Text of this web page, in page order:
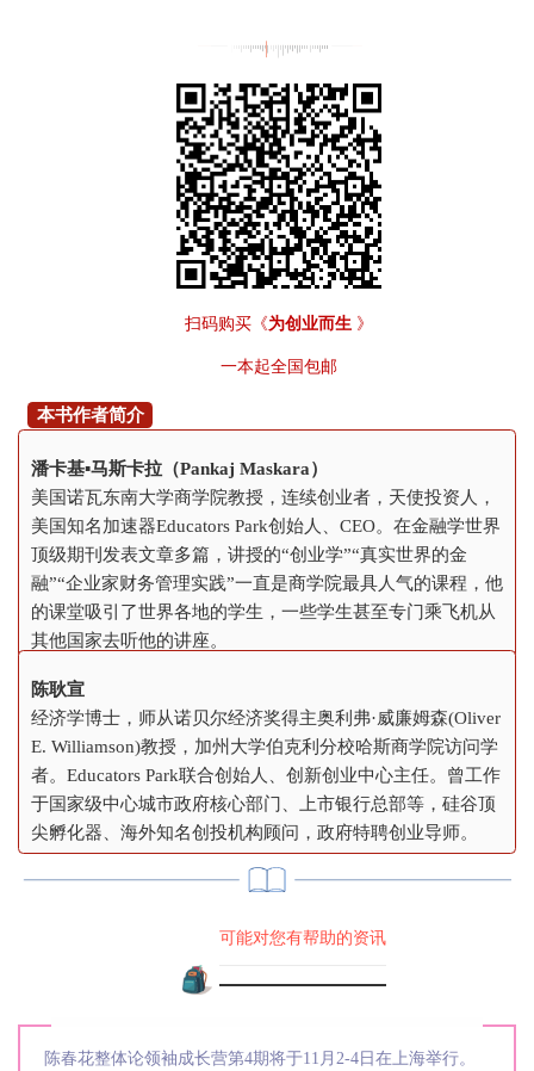
扫码购买 《为创业而生 》
一本起全国包邮
本书作者简介
潘卡基▪马斯卡拉（Pankaj Maskara）
美国诺瓦东南大学商学院教授，连续创业者，天使投资人，
美国知名加速器Educators Park创始人、CEO。在金融学世界
顶级期刊发表文章多篇，讲授的“创业学”“真实世界的金
融”“企业家财务管理实践”一直是商学院最具人气的课程，他
的课堂吸引了世界各地的学生，一些学生甚至专门乘飞机从
其他国家去听他的讲座。
陈耿宣
经济学博士，师从诺贝尔经济奖得主奥利弗·威廉姆森(Oliver
E. Williamson)教授，加州大学伯克利分校哈斯商学院访问学
者。Educators Park联合创始人、创新创业中心主任。曾工作
于国家级中心城市政府核心部门、上市银行总部等，硅谷顶
尖孵化器、海外知名创投机构顾问，政府特聘创业导师。
可能对您有帮助的资讯
陈春花整体论领袖成长营第4期将于11月2-4日在上海举行。